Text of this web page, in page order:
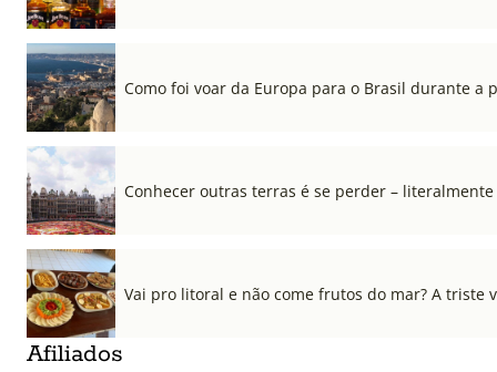
Como foi voar da Europa para o Brasil durante a
Conhecer outras terras é se perder – literalmente
Vai pro litoral e não come frutos do mar? A triste
Afiliados